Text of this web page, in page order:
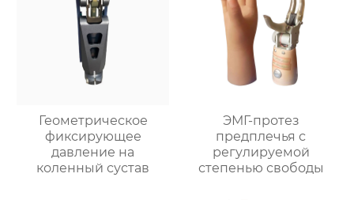
Геометрическое
фиксирующее
давление на
коленный сустав
ЭМГ-протез
предплечья с
регулируемой
степенью свободы